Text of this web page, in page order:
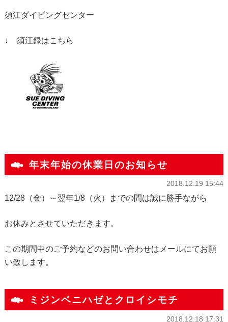
須江ダイビングセンター
↓ 須江録はこちら
年末年始の休業日のお知らせ
2018.12.19 15:44
12/28（金）～翌年1/8（火）までの間は誠に勝手ながら
お休みとさせていただきます。
この期間中のご予約などのお問い合わせはメールにてお願
い致します。
ミジンベニハゼとクロイシモチ
2018.12.18 17:31